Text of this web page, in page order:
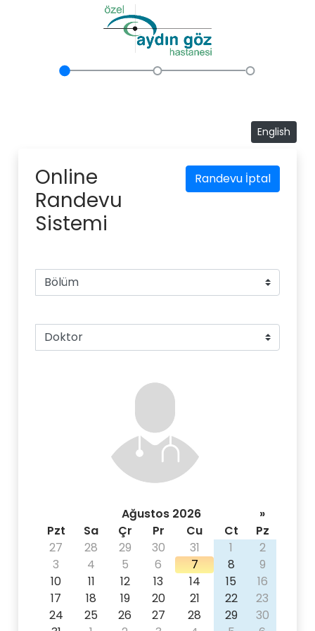
English
Randevu İptal
Online
Randevu
Sistemi
Ağustos 2026
»
Pzt
Sa Çr Pr Cu Ct
Pz
27
28 29 30 31 1
2
3
4 5 6 7 8
9
10
11 12 13 14 15
16
17
18 19 20 21 22
23
24
25 26 27 28 29
30